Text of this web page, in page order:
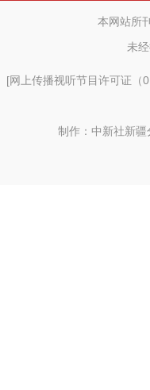
进会议
本网站所
未
[网上传播视听节目许可证（
制作：中新社